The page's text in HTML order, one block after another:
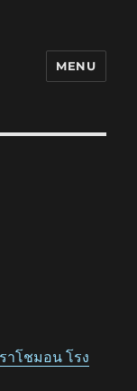
MENU
าโชมอน โรง